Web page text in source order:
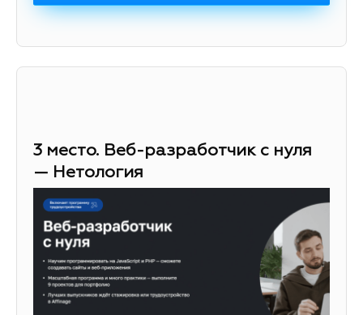
3 место. Веб-разработчик с нуля
— Нетология